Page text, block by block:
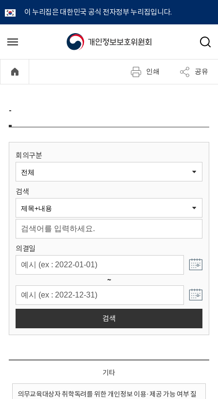
이 누리집은 대한민국 공식 전자정부 누리집입니다.
개
정
보
원
회
메
기
검
인쇄 공유
-
회의구분
검색
의결일
~
검색
기타
의무교육대상자 취학독려를 위한 개인정보 이용·제공 가능 여부 질